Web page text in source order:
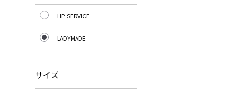
LIP SERVICE
LADYMADE
サイズ